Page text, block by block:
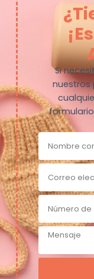
Si
nuestros